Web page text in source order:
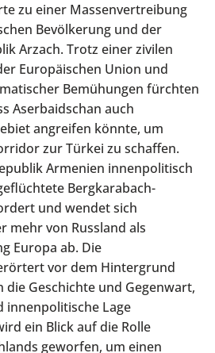
zu einer Massenvertreibung
Bevölkerung und der
Arzach. Trotz einer zivilen
Europäischen Union und
Bemühungen fürchten
Aserbaidschan auch
angreifen könnte, um
zur Türkei zu schaffen.
Armenien innenpolitisch
Bergkarabach-
und wendet sich
mehr von Russland als
Europa ab. Die
vor dem Hintergrund
die Geschichte und Gegenwart,
innenpolitische Lage
ein Blick auf die Rolle
geworfen, um einen